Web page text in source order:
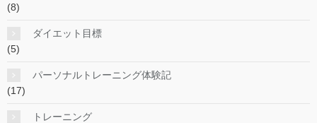
(8)
ダイエット目標
(5)
パーソナルトレーニング体験記
(17)
トレーニング